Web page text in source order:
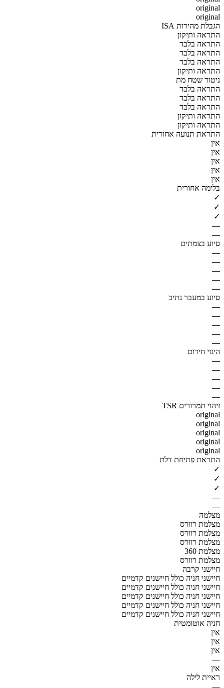
original
original
הגבלת מהירות ISA
התראה ותיקון
התראה בלבד
התראה בלבד
התראה בלבד
התראה ותיקון
ניטור שטח מת
התראה בלבד
התראה בלבד
התראה בלבד
התראה ותיקון
התראה ותיקון
התראת תנועה אחורית
אין
אין
אין
אין
אין
בלימה אחורית
✓
✓
✓
—
—
סיוע בצמתים
—
—
—
—
—
סיוע במעבר נתיב
—
—
—
—
—
היגוי חירום
—
—
—
—
—
זיהוי תמרורים TSR
original
original
original
original
original
התראת פתיחת דלת
✓
✓
✓
—
—
מצלמה
מצלמת רוורס
מצלמת רוורס
מצלמת רוורס
מצלמת 360
מצלמת רוורס
חיישני קרבה
חיישני חניה כולל חיישנים קדמיים
חיישני חניה כולל חיישנים קדמיים
חיישני חניה כולל חיישנים קדמיים
חיישני חניה כולל חיישנים קדמיים
חיישני חניה כולל חיישנים קדמיים
חניה אוטומטית
אין
אין
אין
—
אין
ראיית לילה
—